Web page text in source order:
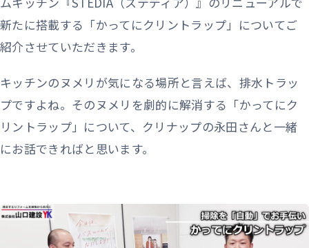
新たに搭載する「かってにクリントラップ」についてご
紹介させていただきます。
キッチンのヌメリが気になる場所と言えば、排水トラッ
プですよね。そのヌメリを劇的に解消する「かってにク
リントラップ」について、クリナップの永田さんと一緒
にお話できればと思います。